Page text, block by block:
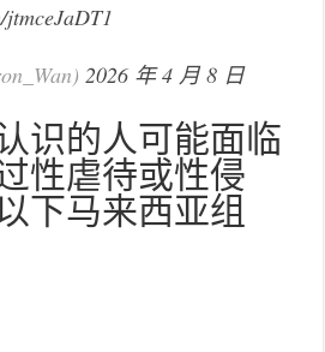
2026 年 4 月 8 日
识的人可能面临
性虐待或性侵
下马来西亚组